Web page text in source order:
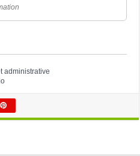
administrative